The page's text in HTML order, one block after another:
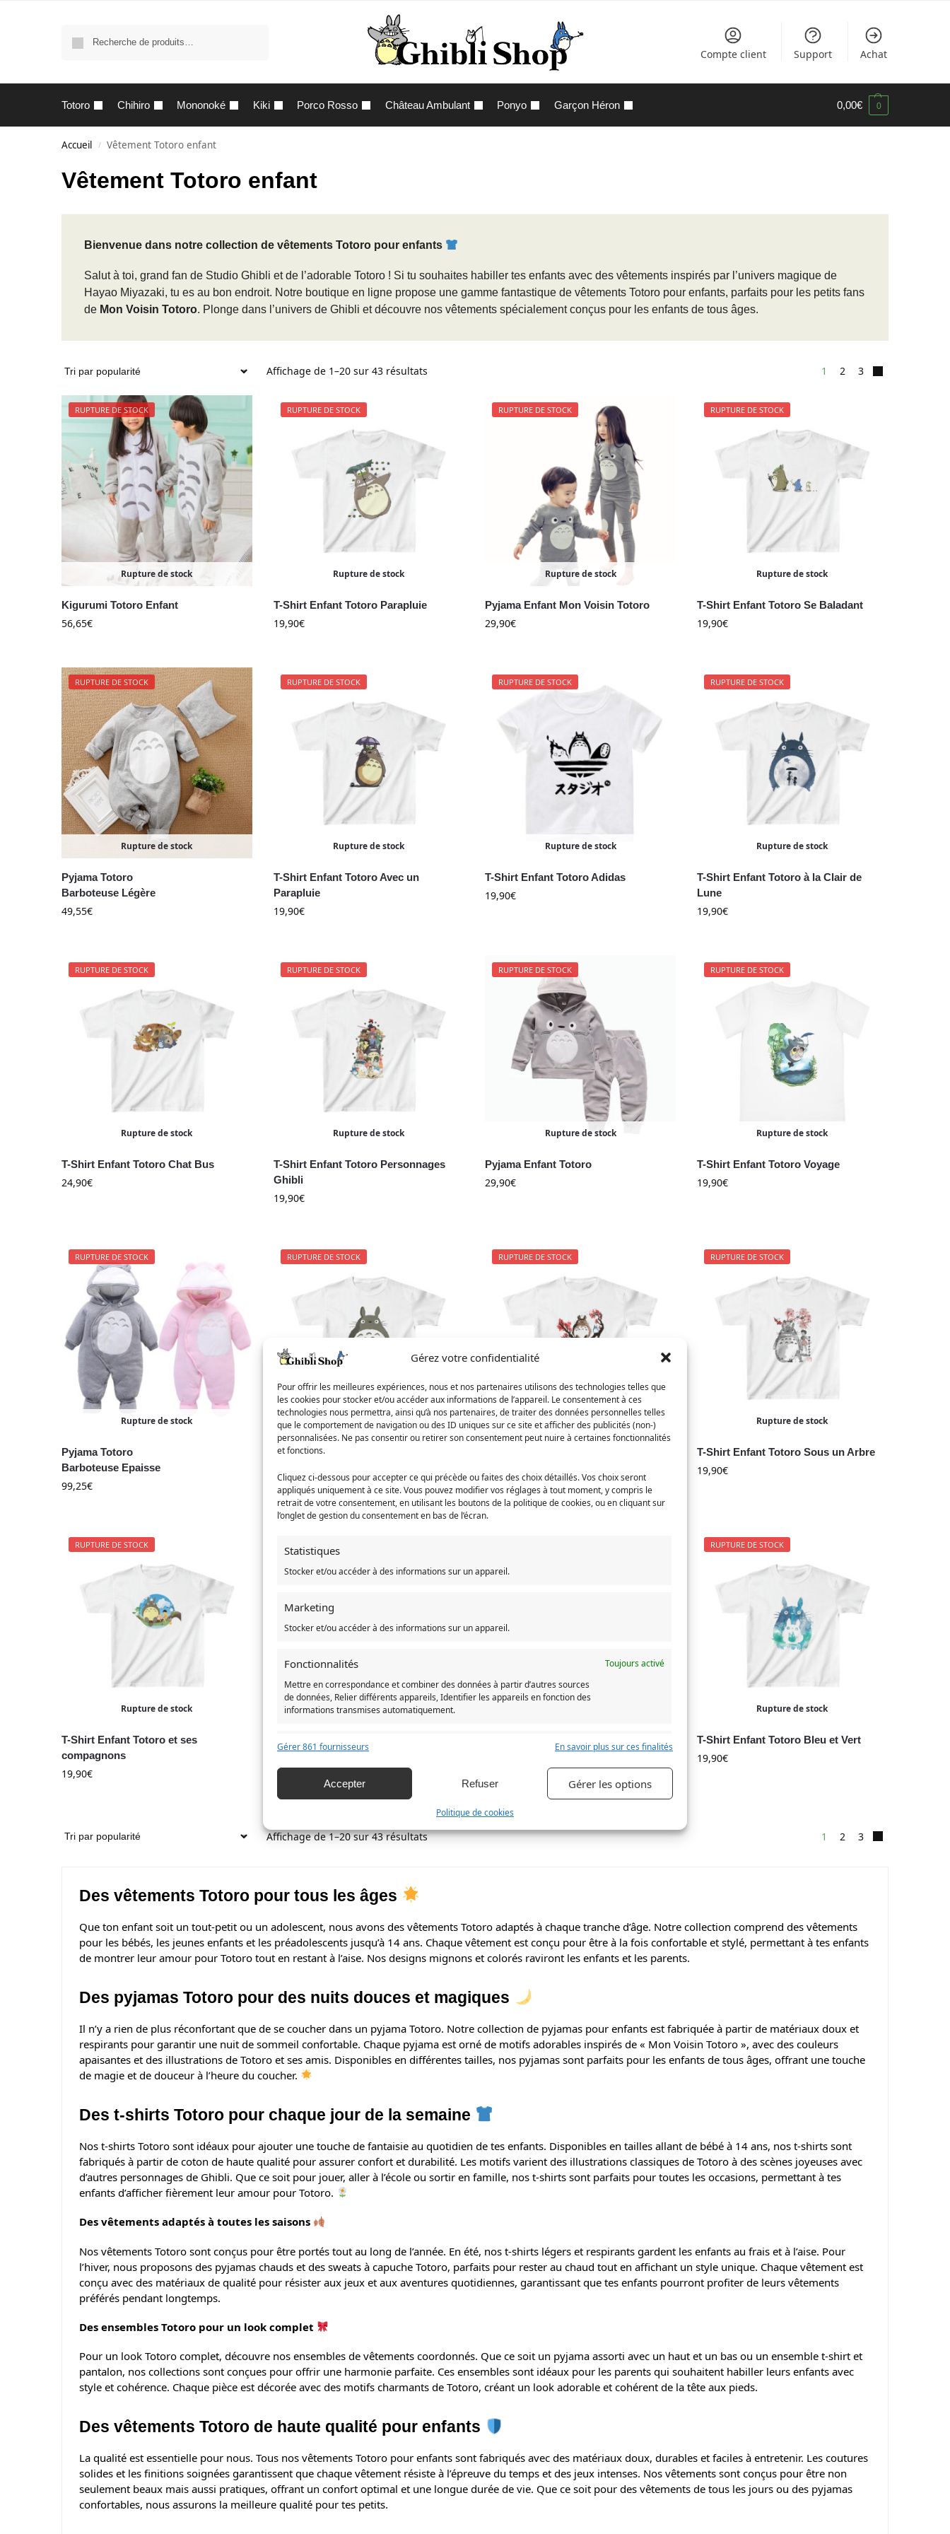
Gérez votre confidentialité
Pour offrir les meilleures expériences, nous et nos partenaires utilisons des technologies telles que
les cookies pour stocker et/ou accéder aux informations de l’appareil. Le consentement à ces
technologies nous permettra, ainsi qu’à nos partenaires, de traiter des données personnelles telles
que le comportement de navigation ou des ID uniques sur ce site et afficher des publicités (non-)
personnalisées. Ne pas consentir ou retirer son consentement peut nuire à certaines fonctionnalités
et fonctions.
Cliquez ci-dessous pour accepter ce qui précède ou faites des choix détaillés. Vos choix seront
appliqués uniquement à ce site. Vous pouvez modifier vos réglages à tout moment, y compris le
retrait de votre consentement, en utilisant les boutons de la politique de cookies, ou en cliquant sur
l’onglet de gestion du consentement en bas de l’écran.
Statistiques
Stocker et/ou accéder à des informations sur un appareil.
Marketing
Stocker et/ou accéder à des informations sur un appareil.
Fonctionnalités
Toujours activé
Mettre en correspondance et combiner des données à partir d’autres sources
de données, Relier différents appareils, Identifier les appareils en fonction des
informations transmises automatiquement.
Assurer la sécurité, prévenir et détecter la fraude et réparer les
Enregistrer et communiquer les choix en matière de
confidentialité.
Toujours activé
Gérer 861 fournisseurs En savoir plus sur ces finalités
Accepter Refuser Gérer les options
Politique de cookies
Compte client Support Achat
Totoro Chihiro Mononoké Kiki Porco Rosso Château Ambulant Ponyo Garçon Héron 0,00€ 0
Accueil / Vêtement Totoro enfant
Vêtement Totoro enfant
Bienvenue dans notre collection de vêtements Totoro pour enfants
Salut à toi, grand fan de Studio Ghibli et de l’adorable Totoro ! Si tu souhaites habiller tes enfants avec des vêtements inspirés par l’univers magique de
Hayao Miyazaki, tu es au bon endroit. Notre boutique en ligne propose une gamme fantastique de vêtements Totoro pour enfants, parfaits pour les petits fans
de Mon Voisin Totoro. Plonge dans l’univers de Ghibli et découvre nos vêtements spécialement conçus pour les enfants de tous âges.
Affichage de 1–20 sur 43 résultats 1 2 3
RUPTURE DE STOCK
Rupture de stock
Kigurumi Totoro Enfant
56,65€
RUPTURE DE STOCK
Rupture de stock
T-Shirt Enfant Totoro Parapluie
19,90€
RUPTURE DE STOCK
Rupture de stock
Pyjama Enfant Mon Voisin Totoro
29,90€
RUPTURE DE STOCK
Rupture de stock
T-Shirt Enfant Totoro Se Baladant
19,90€
RUPTURE DE STOCK
Rupture de stock
Pyjama Totoro
Barboteuse Légère
49,55€
RUPTURE DE STOCK
Rupture de stock
T-Shirt Enfant Totoro Avec un
Parapluie
19,90€
RUPTURE DE STOCK
Rupture de stock
T-Shirt Enfant Totoro Adidas
19,90€
RUPTURE DE STOCK
Rupture de stock
T-Shirt Enfant Totoro à la Clair de
Lune
19,90€
RUPTURE DE STOCK
Rupture de stock
T-Shirt Enfant Totoro Chat Bus
24,90€
RUPTURE DE STOCK
Rupture de stock
T-Shirt Enfant Totoro Personnages
Ghibli
19,90€
RUPTURE DE STOCK
Rupture de stock
Pyjama Enfant Totoro
29,90€
RUPTURE DE STOCK
Rupture de stock
T-Shirt Enfant Totoro Voyage
19,90€
RUPTURE DE STOCK
Rupture de stock
Pyjama Totoro
Barboteuse Epaisse
99,25€
RUPTURE DE STOCK
Rupture de stock
T-Shirt Enfant Totoro Original
19,90
RUPTURE DE STOCK
Rupture de stock
19,90
RUPTURE DE STOCK
Rupture de stock
T-Shirt Enfant Totoro Sous un Arbre
19,90€
RUPTURE DE STOCK
Rupture de stock
T-Shirt Enfant Totoro et ses
compagnons
19,90€
Rupture de stock
RUPTURE DE STOCK
Rupture de stock
T-Shirt Enfant Totoro Bleu et Vert
19,90€
Affichage de 1–20 sur 43 résultats 1 2 3
Des vêtements Totoro pour tous les âges
Que ton enfant soit un tout-petit ou un adolescent, nous avons des vêtements Totoro adaptés à chaque tranche d’âge. Notre collection comprend des vêtements
pour les bébés, les jeunes enfants et les préadolescents jusqu’à 14 ans. Chaque vêtement est conçu pour être à la fois confortable et stylé, permettant à tes enfants
de montrer leur amour pour Totoro tout en restant à l’aise. Nos designs mignons et colorés raviront les enfants et les parents.
Des pyjamas Totoro pour des nuits douces et magiques
Il n’y a rien de plus réconfortant que de se coucher dans un pyjama Totoro. Notre collection de pyjamas pour enfants est fabriquée à partir de matériaux doux et
respirants pour garantir une nuit de sommeil confortable. Chaque pyjama est orné de motifs adorables inspirés de « Mon Voisin Totoro », avec des couleurs
apaisantes et des illustrations de Totoro et ses amis. Disponibles en différentes tailles, nos pyjamas sont parfaits pour les enfants de tous âges, offrant une touche
de magie et de douceur à l’heure du coucher.
Des t-shirts Totoro pour chaque jour de la semaine
Nos t-shirts Totoro sont idéaux pour ajouter une touche de fantaisie au quotidien de tes enfants. Disponibles en tailles allant de bébé à 14 ans, nos t-shirts sont
fabriqués à partir de coton de haute qualité pour assurer confort et durabilité. Les motifs varient des illustrations classiques de Totoro à des scènes joyeuses avec
d’autres personnages de Ghibli. Que ce soit pour jouer, aller à l’école ou sortir en famille, nos t-shirts sont parfaits pour toutes les occasions, permettant à tes
enfants d’afficher fièrement leur amour pour Totoro.
Des vêtements adaptés à toutes les saisons
Nos vêtements Totoro sont conçus pour être portés tout au long de l’année. En été, nos t-shirts légers et respirants gardent les enfants au frais et à l’aise. Pour
l’hiver, nous proposons des pyjamas chauds et des sweats à capuche Totoro, parfaits pour rester au chaud tout en affichant un style unique. Chaque vêtement est
conçu avec des matériaux de qualité pour résister aux jeux et aux aventures quotidiennes, garantissant que tes enfants pourront profiter de leurs vêtements
préférés pendant longtemps.
Des ensembles Totoro pour un look complet
Pour un look Totoro complet, découvre nos ensembles de vêtements coordonnés. Que ce soit un pyjama assorti avec un haut et un bas ou un ensemble t-shirt et
pantalon, nos collections sont conçues pour offrir une harmonie parfaite. Ces ensembles sont idéaux pour les parents qui souhaitent habiller leurs enfants avec
style et cohérence. Chaque pièce est décorée avec des motifs charmants de Totoro, créant un look adorable et cohérent de la tête aux pieds.
Des vêtements Totoro de haute qualité pour enfants
La qualité est essentielle pour nous. Tous nos vêtements Totoro pour enfants sont fabriqués avec des matériaux doux, durables et faciles à entretenir. Les coutures
solides et les finitions soignées garantissent que chaque vêtement résiste à l’épreuve du temps et des jeux intenses. Nos vêtements sont conçus pour être non
seulement beaux mais aussi pratiques, offrant un confort optimal et une longue durée de vie. Que ce soit pour des vêtements de tous les jours ou des pyjamas
confortables, nous assurons la meilleure qualité pour tes petits.